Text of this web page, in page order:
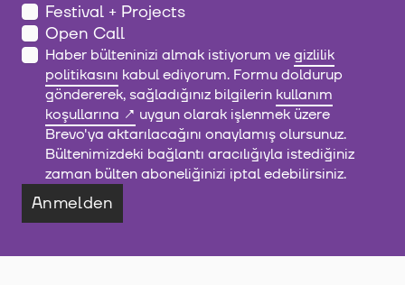
Festival + Projects
Open Call
Haber bülteninizi almak istiyorum vegizlilik
politikasını kabul ediyorum. Formu doldurup
göndererek, sağladığınız bilgilerin kullanım
koşullarına
uygun olarak işlenmek üzere
Brevo'ya aktarılacağını onaylamış olursunuz.
Bültenimizdeki bağlantı aracılığıyla istediğiniz
zaman bülten aboneliğinizi iptal edebilirsiniz.
Anmelden